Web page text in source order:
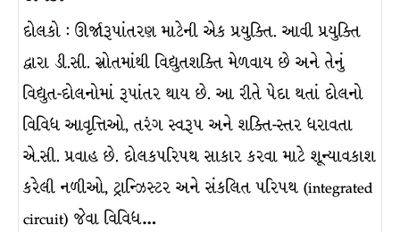
દોલકો : ઊર્જારૂપાંતરણ માટેની એક પ્રયુક્તિ. આવી પ્રયુક્તિ
દ્વારા ડી.સી. સ્રોતમાંથી વિદ્યુતશક્તિ મેળવાય છે અને તેનું
વિદ્યુત-દોલનોમાં રૂપાંતર થાય છે. આ રીતે પેદા થતાં દોલનો
વિવિધ આવૃત્તિઓ, તરંગ સ્વરૂપ અને શક્તિ-સ્તર ધરાવતા
એ.સી. પ્રવાહ છે. દોલકપરિપથ સાકાર કરવા માટે શૂન્યાવકાશ
કરેલી નળીઓ, ટ્રાન્ઝિસ્ટર અને સંકલિત પરિપથ (integrated
circuit) જેવા વિવિધ…